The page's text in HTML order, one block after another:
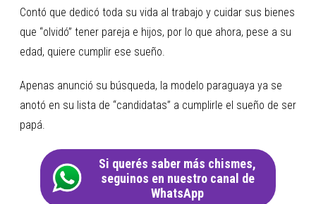
Contó que dedicó toda su vida al trabajo y cuidar sus bienes
que “olvidó” tener pareja e hijos, por lo que ahora, pese a su
edad, quiere cumplir ese sueño.
Apenas anunció su búsqueda, la modelo paraguaya ya se
anotó en su lista de “candidatas” a cumplirle el sueño de ser
papá.
Si querés saber más chismes,
seguinos en nuestro canal de
WhatsApp